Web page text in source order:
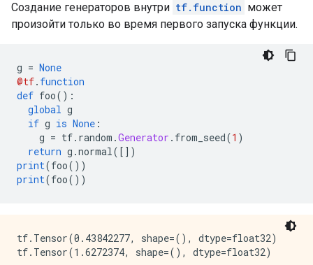
Создание генераторов внутри tf.function может
произойти только во время первого запуска функции.
g = None
@tf. function
def foo():
global g
if g is None :
g = tf. random .Generator . from_seed(1 )
return g .normal([])
print(foo())
print(foo())
tf.Tensor(0.43842277, shape=(), dtype=float32)